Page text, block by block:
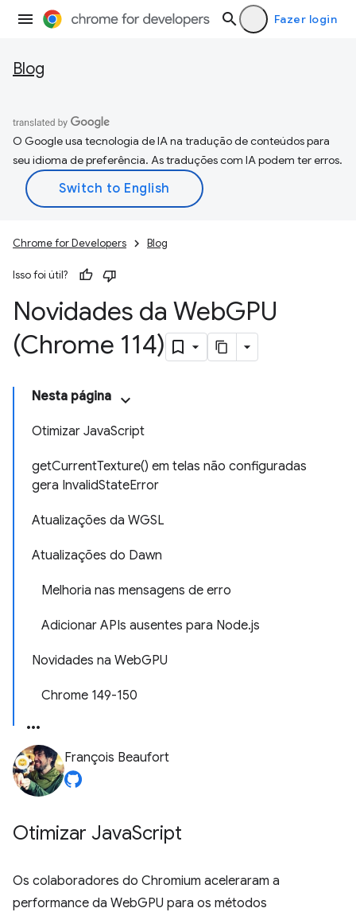
Fazer login
Blog
O Google usa tecnologia de IA na tradução de conteúdos para
seu idioma de preferência. As traduções com IA podem ter erros.
Chrome for Developers Blog
Isso foi útil?
Novidades da WebGPU
(Chrome 114)
Nesta página
Otimizar JavaScript
getCurrentTexture() em telas não configuradas
gera InvalidStateError
Atualizações da WGSL
Atualizações do Dawn
Melhoria nas mensagens de erro
Adicionar APIs ausentes para Node.js
Novidades na WebGPU
Chrome 149-150
François Beaufort
Otimizar JavaScript
Os colaboradores do Chromium aceleraram a
performance da WebGPU para os métodos